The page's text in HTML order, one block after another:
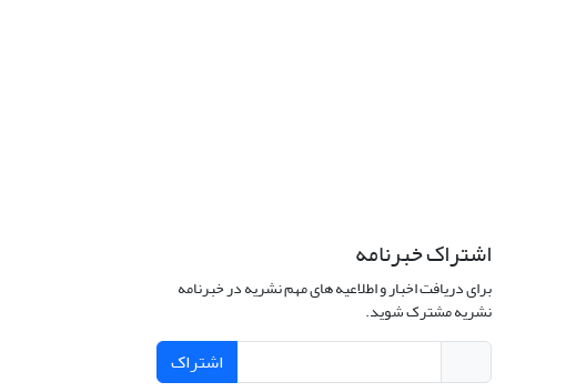
اشتراک خبرنامه
برای دریافت اخبار و اطلاعیه های مهم نشریه در خبرنامه
نشریه مشترک شوید.
اشتراک